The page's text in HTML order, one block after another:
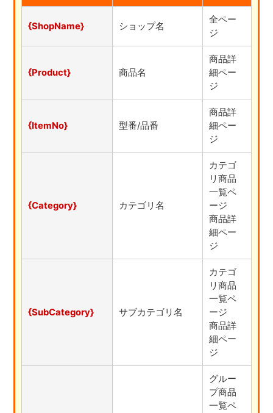
{ShopName} ショップ名
全ペー
ジ
{Product} 商品名
商品詳
細ペー
ジ
{ItemNo} 型番/品番
商品詳
細ペー
ジ
{Category} カテゴリ名
カテゴ
リ商品
一覧ペ
ージ
商品詳
細ペー
ジ
{SubCategory} サブカテゴリ名
カテゴ
リ商品
一覧ペ
ージ
商品詳
細ペー
ジ
グルー
プ商品
一覧ペ